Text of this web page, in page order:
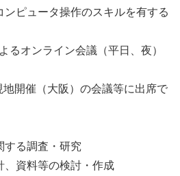
ピュータ操作のスキルを有する
るオンライン会議（平日、夜）
開催（大阪）の会議等に出席で
る調査・研究
資料等の検討・作成